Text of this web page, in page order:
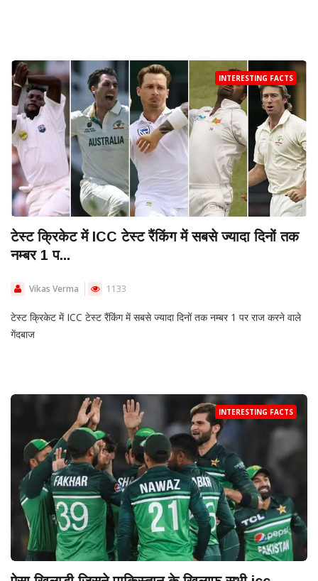
INTERESTING FACTS
टेस्ट क्रिकेट में ICC टेस्ट रैंकिंग में सबसे ज्यादा दिनों तक
नम्बर 1 प...
Vikas Verma 1133
टेस्ट क्रिकेट में ICC टेस्ट रैंकिंग में सबसे ज्यादा दिनों तक नम्बर 1 पर राज करने वाले
गेंदबाज
INTERESTING FACTS